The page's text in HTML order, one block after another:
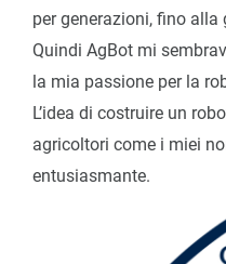
per generazioni, fino alla
Quindi AgBot mi
la mia passione per la
L’idea di costruire un
agricoltori come i miei
entusiasmante.